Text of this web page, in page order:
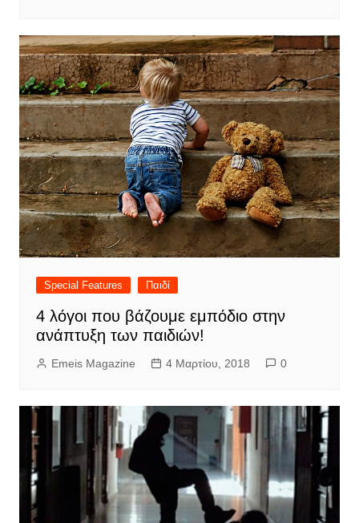
Special Features Παιδί
4 λόγοι που βάζουμε εμπόδιο στην
ανάπτυξη των παιδιών!
Emeis Magazine 4 Μαρτίου, 2018 0